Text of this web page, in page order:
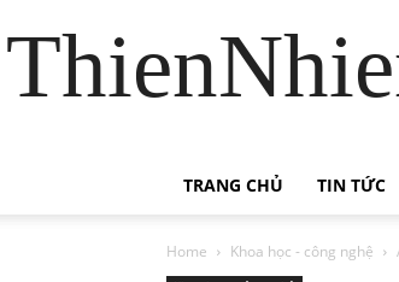
TRANG CHỦ TIN TỨC
Home Khoa học - công nghệ